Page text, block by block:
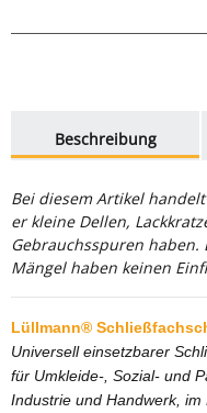
Beschreibung
Bei diesem Artikel
er kleine Dellen,
Gebrauchsspuren
Mängel haben keinen
Lüllmann®
Universell einsetzbarer
für Umkleide-, Sozial- und
Industrie und Handwerk, im